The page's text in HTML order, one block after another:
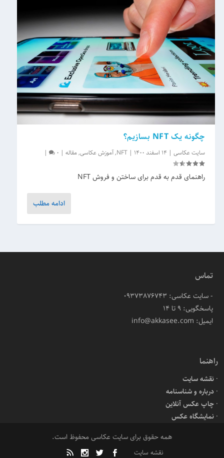
چگونه یک NFT بسازیم؟
سایت عکاسی | 14 اسفند 1400 |
NFT
,آموزش عکاسی,مقاله |
0
|
راهنمای قدم به قدم برای ساختن و فروش NFT
ادامه مطلب
تماس
- سایت عکاسی: 09373876743
پاسخگویی: ۹ تا ۱۴
ایمیل: info@akkasee.com
راهنما
نقشه سایت
درباره و شناسنامه
چاپ عکس آنلاین
نمایشگاه عکس
همه حقوق برای سایت عکاسی محفوظ است.
نقشه سایت